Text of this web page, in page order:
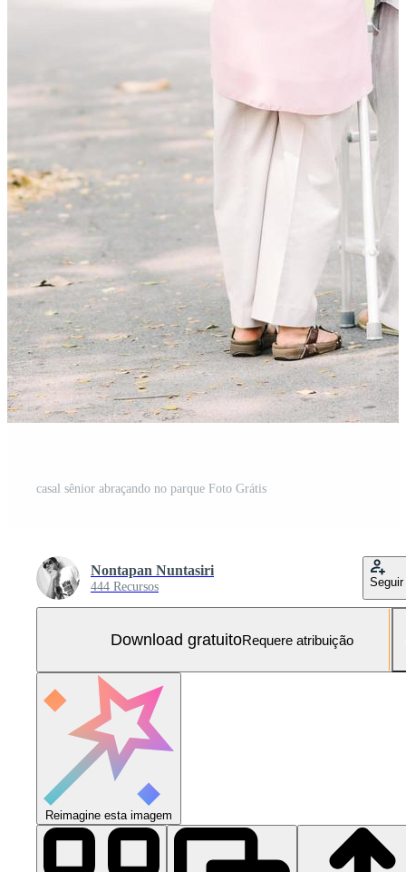
casal sênior abraçando no parque Foto Grátis
Nontapan Nuntasiri
444 Recursos Seguir
Download gratuitoRequere atribuição
Reimagine esta imagem